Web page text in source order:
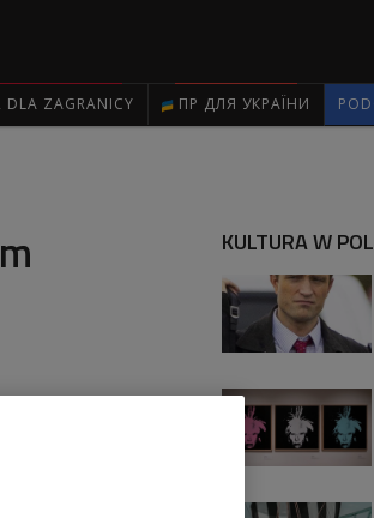
DLA ZAGRANICY ПР ДЛЯ УКРАЇНИ
KULTURA W